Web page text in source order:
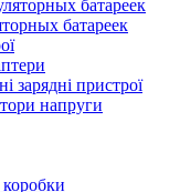
батареек
зарядні пристрої
напруги
коробки